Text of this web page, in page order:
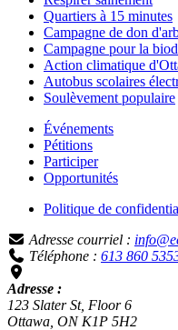
Quartiers à 15 minutes
Campagne de don
Campagne pour la
Action climatique
Autobus scolaires
Soulèvement populaire
Événements
Pétitions
Participer
Opportunités
Politique de
Adresse courriel :
Téléphone : 613 860
Adresse :
123 Slater St, Floor 6
Ottawa, ON K1P 5H2